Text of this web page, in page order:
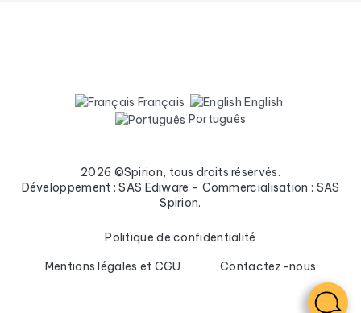
Français
English
Português
2026 ©Spirion, tous droits réservés.
Développement : SAS Ediware - Commercialisation : SAS
Spirion.
Politique de confidentialité
Mentions légales et CGU
Contactez-nous